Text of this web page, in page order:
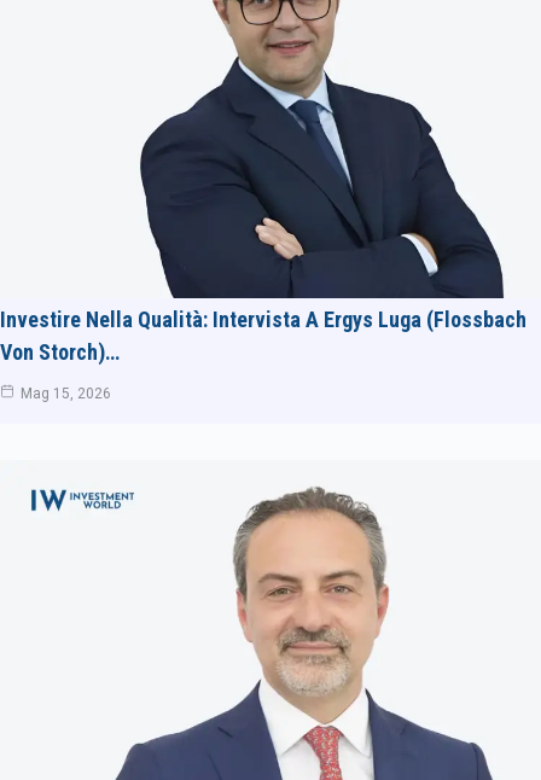
Investire Nella Qualità: Intervista A Ergys Luga (Flossbach
Von Storch)…
Mag 15, 2026